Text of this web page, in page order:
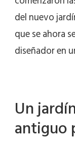
del nuevo
que se ahora
diseñador en
Un
antiguo